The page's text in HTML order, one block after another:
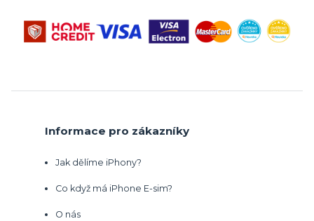
Informace pro zákazníky
Jak dělíme iPhony?
Co když má iPhone E-sim?
O nás